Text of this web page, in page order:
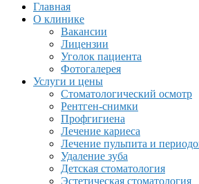
Главная
О клинике
Вакансии
Лицензии
Уголок пациента
Фотогалерея
Услуги и цены
Стоматологический осмотр
Рентген-снимки
Профгигиена
Лечение кариеса
Лечение пульпита и
Удаление зуба
Детская стоматология
Эстетическая стоматология